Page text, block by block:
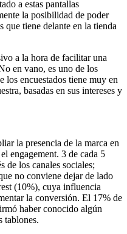
a estas pantallas
la posibilidad de poder
tiene delante en la tienda
a la hora de facilitar una
en vano, es uno de los
los encuestados tiene muy en
basadas en sus intereses y
la presencia de la marca en
engagement. 3 de cada 5
de los canales sociales;
no conviene dejar de lado
(10%), cuya influencia
la conversión. El 17% de
haber conocido algún
tablones.